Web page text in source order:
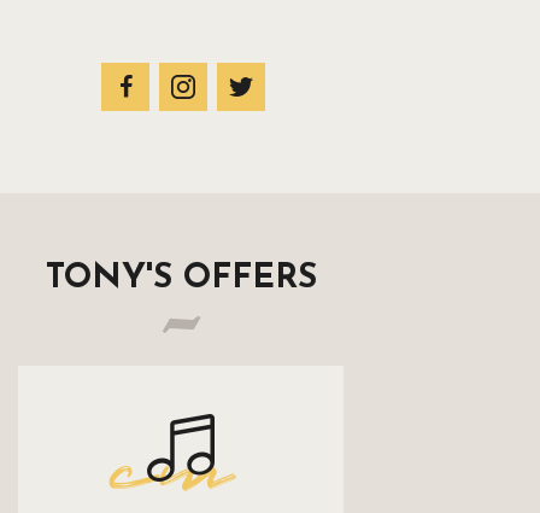
TONY'S OFFERS
cm